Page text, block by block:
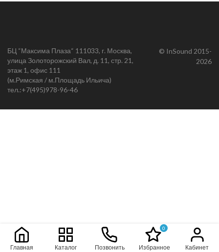
БЦ “Максима Плаза“ 111033, г. Москва,
улица Золоторожский Вал, д. 11, стр. 21,
этаж 1, офис 111
(м.Римская / м.Площадь Ильича)
тел.:+7(495)978-96-46
© InSound 2015-
2026
Главная Каталог Позвонить Избранное
0
Кабинет